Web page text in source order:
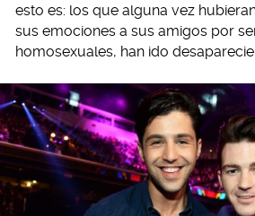
esto es: los que alguna vez
sus emociones a sus amigos por
homosexuales, han ido